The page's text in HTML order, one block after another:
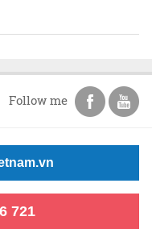
Follow me
721